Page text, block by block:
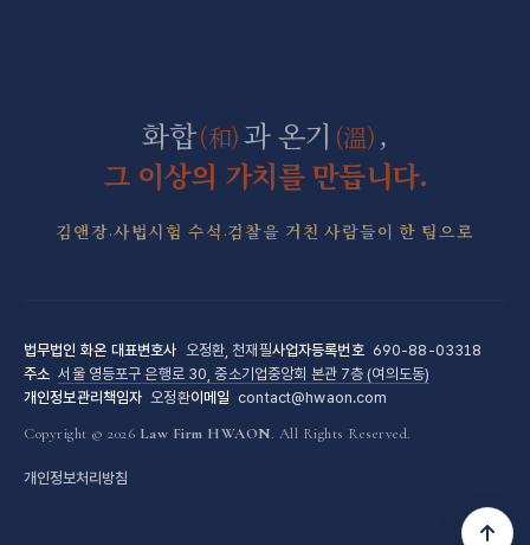
화합(和)과 온기 (溫) ,
그 이상의 가치를 만듭니다.
김앤장·사법시험 수석·검찰을 거친 사람들이 한 팀으로
법무법인 화온 대표변호사 오정환, 천재필사업자등록번호 690-88-03318
주소 서울 영등포구 은행로 30, 중소기업중앙회 본관 7층 (여의도동)
개인정보관리책임자 오정환이메일 contact@hwaon.com
Copyright © 2026 Law Firm HWAON. All Rights Reserved.
개인정보처리방침